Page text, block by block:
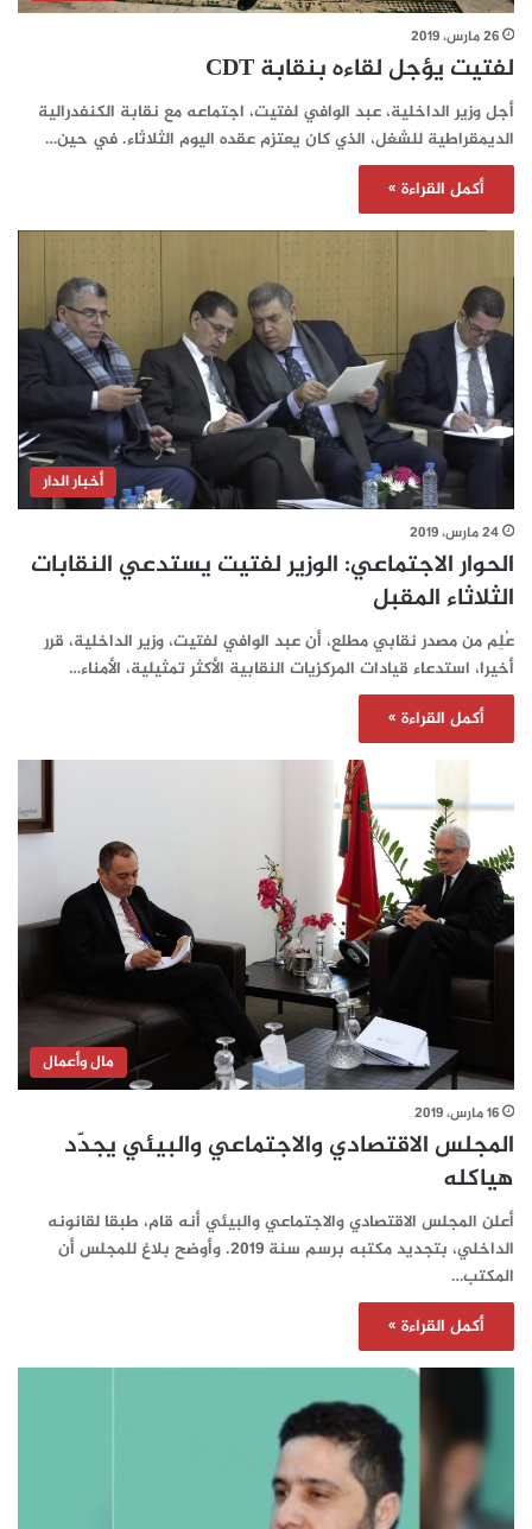
26 مارس، 2019
لفتيت يؤجل لقاءه بنقابة CDT
أجل وزير الداخلية، عبد الوافي لفتيت، اجتماعه مع نقابة الكنفدرالية
الديمقراطية للشغل، الذي كان يعتزم عقده اليوم الثلاثاء. في حين…
أكمل القراءة »
أخبار الدار
24 مارس، 2019
الحوار الاجتماعي: الوزير لفتيت يستدعي النقابات
الثلاثاء المقبل
عُلِم من مصدر نقابي مطلع، أن عبد الوافي لفتيت، وزير الداخلية، قرر
أخيرا، استدعاء قيادات المركزيات النقابية الأكثر تمثيلية، الأمناء…
أكمل القراءة »
مال وأعمال
16 مارس، 2019
المجلس الاقتصادي والاجتماعي والبيئي يجدّد
هياكله
أعلن المجلس الاقتصادي والاجتماعي والبيئي أنه قام، طبقا لقانونه
الداخلي، بتجديد مكتبه برسم سنة 2019. وأوضح بلاغ للمجلس أن
المكتب…
أكمل القراءة »